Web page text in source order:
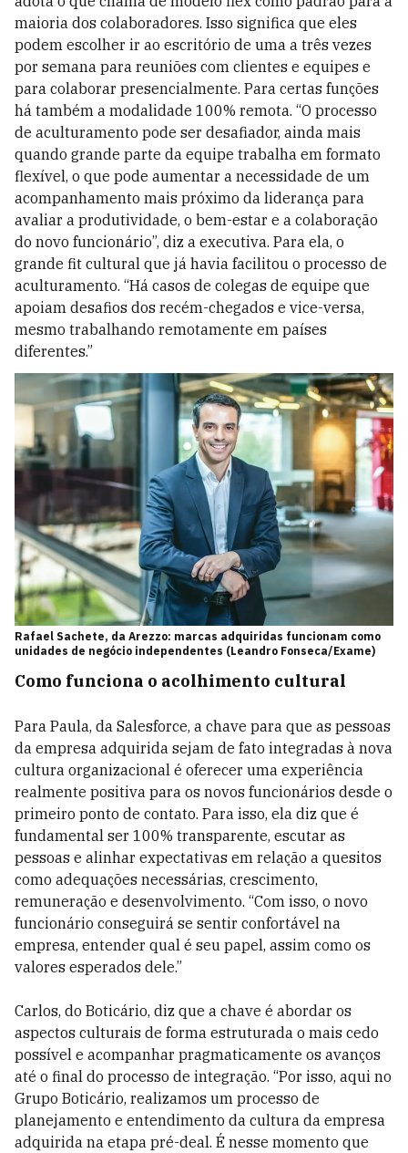
maioria dos colaboradores. Isso significa que eles
podem escolher ir ao escritório de uma a três vezes
por semana para reuniões com clientes e equipes e
para colaborar presencialmente. Para certas funções
há também a modalidade 100% remota. “O processo
de aculturamento pode ser desafiador, ainda mais
quando grande parte da equipe trabalha em formato
flexível, o que pode aumentar a necessidade de um
acompanhamento mais próximo da liderança para
avaliar a produtividade, o bem-estar e a colaboração
do novo funcionário”, diz a executiva. Para ela, o
grande fit cultural que já havia facilitou o processo de
aculturamento. “Há casos de colegas de equipe que
apoiam desafios dos recém-chegados e vice-versa,
mesmo trabalhando remotamente em países
diferentes.”
Rafael Sachete, da Arezzo: marcas adquiridas funcionam como
unidades de negócio independentes (Leandro Fonseca/Exame)
Como funciona o acolhimento cultural
Para Paula, da Salesforce, a chave para que as pessoas
da empresa adquirida sejam de fato integradas à nova
cultura organizacional é oferecer uma experiência
realmente positiva para os novos funcionários desde o
primeiro ponto de contato. Para isso, ela diz que é
fundamental ser 100% transparente, escutar as
pessoas e alinhar expectativas em relação a quesitos
como adequações necessárias, crescimento,
remuneração e desenvolvimento. “Com isso, o novo
funcionário conseguirá se sentir confortável na
empresa, entender qual é seu papel, assim como os
valores esperados dele.”
Carlos, do Boticário, diz que a chave é abordar os
aspectos culturais de forma estruturada o mais cedo
possível e acompanhar pragmaticamente os avanços
até o final do processo de integração. “Por isso, aqui no
Grupo Boticário, realizamos um processo de
planejamento e entendimento da cultura da empresa
adquirida na etapa pré-deal. É nesse momento que